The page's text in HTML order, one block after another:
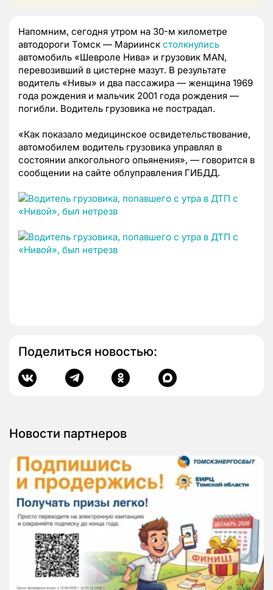
Напомним, сегодня утром на 30-м километре
автодороги Томск — Мариинск столкнулись
автомобиль «Шевроле Нива» и грузовик MAN,
перевозивший в цистерне мазут. В результате
водитель «Нивы» и два пассажира — женщина 1969
года рождения и мальчик 2001 года рождения —
погибли. Водитель грузовика не пострадал.
«Как показало медицинское освидетельствование,
автомобилем водитель грузовика управлял в
состоянии алкогольного опьянения», — говорится в
сообщении на сайте облуправления ГИБДД.
Поделиться новостью:
Новости партнеров